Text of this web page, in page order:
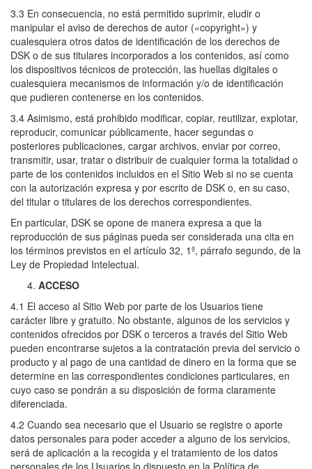
3.3 En consecuencia, no está permitido suprimir, eludir o
manipular el aviso de derechos de autor («copyright») y
cualesquiera otros datos de identificación de los derechos de
DSK o de sus titulares incorporados a los contenidos, así como
los dispositivos técnicos de protección, las huellas digitales o
cualesquiera mecanismos de información y/o de identificación
que pudieren contenerse en los contenidos.
3.4 Asimismo, está prohibido modificar, copiar, reutilizar, explotar,
reproducir, comunicar públicamente, hacer segundas o
posteriores publicaciones, cargar archivos, enviar por correo,
transmitir, usar, tratar o distribuir de cualquier forma la totalidad o
parte de los contenidos incluidos en el Sitio Web si no se cuenta
con la autorización expresa y por escrito de DSK o, en su caso,
del titular o titulares de los derechos correspondientes.
En particular, DSK se opone de manera expresa a que la
reproducción de sus páginas pueda ser considerada una cita en
los términos previstos en el artículo 32, 1º, párrafo segundo, de la
Ley de Propiedad Intelectual.
ACCESO
4.1 El acceso al Sitio Web por parte de los Usuarios tiene
carácter libre y gratuito. No obstante, algunos de los servicios y
contenidos ofrecidos por DSK o terceros a través del Sitio Web
pueden encontrarse sujetos a la contratación previa del servicio o
producto y al pago de una cantidad de dinero en la forma que se
determine en las correspondientes condiciones particulares, en
cuyo caso se pondrán a su disposición de forma claramente
diferenciada.
4.2 Cuando sea necesario que el Usuario se registre o aporte
datos personales para poder acceder a alguno de los servicios,
será de aplicación a la recogida y el tratamiento de los datos
personales de los Usuarios lo dispuesto en la Política de